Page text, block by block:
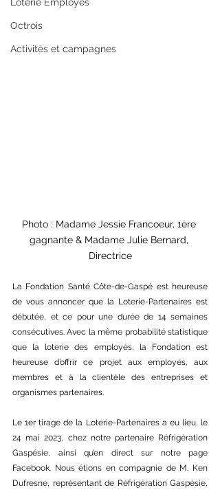
Octrois
Activités et campagnes
Photo : Madame Jessie Francoeur, 1ère
gagnante & Madame Julie Bernard,
Directrice
La Fondation Santé Côte-de-Gaspé est heureuse
de vous annoncer que la Loterie-Partenaires est
débutée, et ce pour une durée de 14 semaines
consécutives. Avec la même probabilité statistique
que la loterie des employés, la Fondation est
heureuse d’offrir ce projet aux employés, aux
membres et à la clientèle des entreprises et
organismes partenaires.
Le 1er tirage de la Loterie-Partenaires a eu lieu, le
24 mai 2023, chez notre partenaire Réfrigération
Gaspésie, ainsi qu’en direct sur notre page
Facebook. Nous étions en compagnie de M. Ken
Dufresne, représentant de Réfrigération Gaspésie,